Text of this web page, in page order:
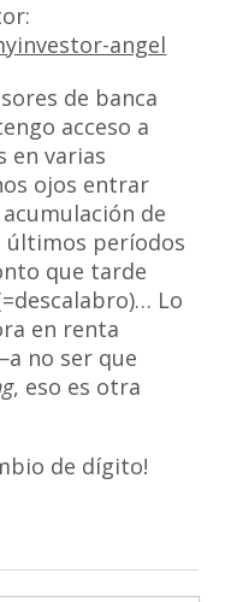
angel
de banca
acceso a
en varias
ojos entrar
acumulación de
últimos períodos
que tarde
Lo
en renta
no ser que
, eso es otra
de dígito!